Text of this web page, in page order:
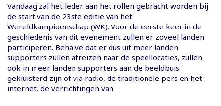
Vandaag zal het leder aan het rollen gebracht worden bij
de start van de 23ste editie van het
Wereldkampioenschap (WK). Voor de eerste keer in de
geschiedenis van dit evenement zullen er zoveel landen
participeren. Behalve dat er dus uit meer landen
supporters zullen afreizen naar de speellocaties, zullen
ook in meer landen supporters aan de beeldbuis
gekluisterd zijn of via radio, de traditionele pers en het
internet, de verrichtingen van